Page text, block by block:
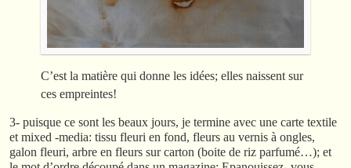
C’est la matière qui donne les idées; elles naissent sur
ces empreintes!
3- puisque ce sont les beaux jours, je termine avec une carte textile
et mixed -media: tissu fleuri en fond, fleurs au vernis à ongles,
galon fleuri, arbre en fleurs sur carton (boite de riz parfumé…); et